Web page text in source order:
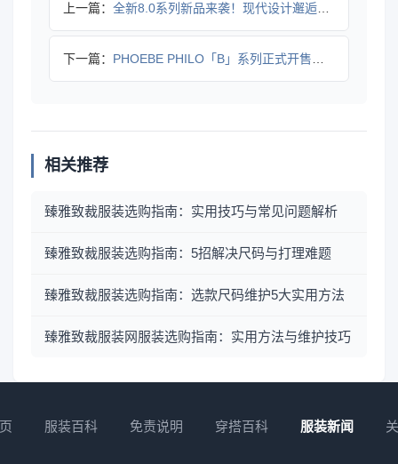
上一篇： 全新8.0系列新品来袭！现代设计邂逅自然材质，限时专属优惠
下一篇： PHOEBE PHILO「B」系列正式开售，轻盈单品首度亮相
相关推荐
臻雅致裁服装选购指南：实用技巧与常见问题解析
臻雅致裁服装选购指南：5招解决尺码与打理难题
臻雅致裁服装选购指南：选款尺码维护5大实用方法
臻雅致裁服装网服装选购指南：实用方法与维护技巧
服装百科 免责说明 穿搭百科 服装新闻